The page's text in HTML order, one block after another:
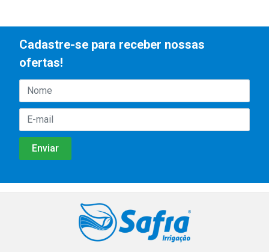
Cadastre-se para receber nossas
ofertas!